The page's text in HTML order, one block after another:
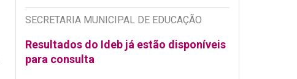
SECRETARIA MUNICIPAL DE EDUCAÇÃO
Resultados do Ideb já estão disponíveis
para consulta